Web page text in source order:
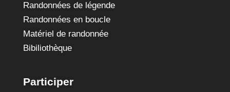
Randonnées de légende
Randonnées en boucle
Matériel de randonnée
Bibiliothèque
Participer